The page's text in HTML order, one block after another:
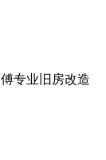
专业旧房改造